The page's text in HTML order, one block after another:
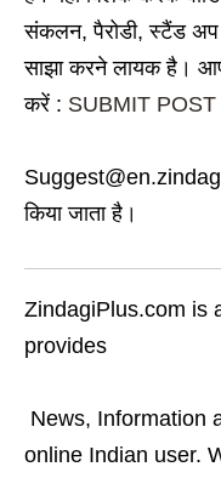
संकलन, पैरोडी, स्टैंड
साझा करने लायक है।
करें : SUBMIT POST
किया जाता है।
ZindagiPlus.com is
provides
News, Information
online Indian user.